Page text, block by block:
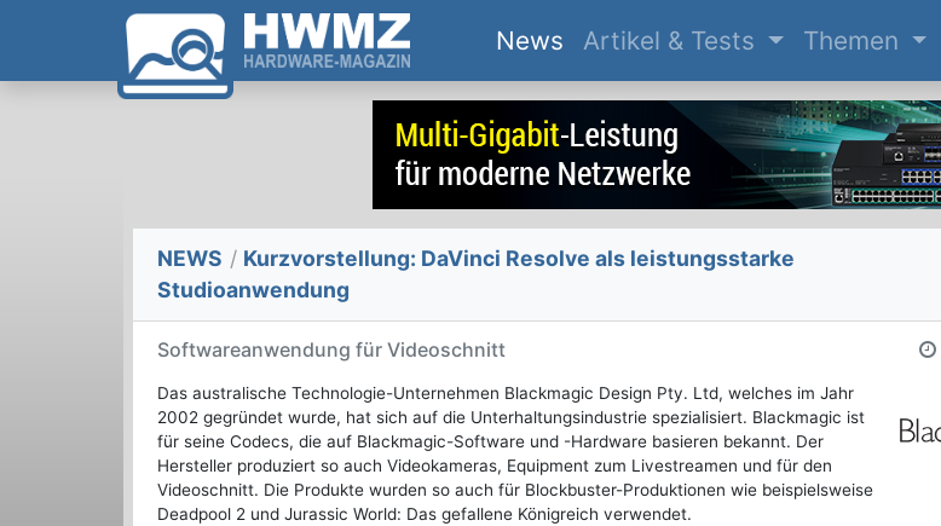
News(current)
Artikel & Tests Themen
NEWS / Kurzvorstellung: DaVinci Resolve als leistungsstarke
Studioanwendung
Softwareanwendung für Videoschnitt
Das australische Technologie-Unternehmen Blackmagic Design Pty. Ltd, welches im Jahr
2002 gegründet wurde, hat sich auf die Unterhaltungsindustrie spezialisiert. Blackmagic ist
für seine Codecs, die auf Blackmagic-Software und -Hardware basieren bekannt. Der
Hersteller produziert so auch Videokameras, Equipment zum Livestreamen und für den
Videoschnitt. Die Produkte wurden so auch für Blockbuster-Produktionen wie beispielsweise
Deadpool 2 und Jurassic World: Das gefallene Königreich verwendet.